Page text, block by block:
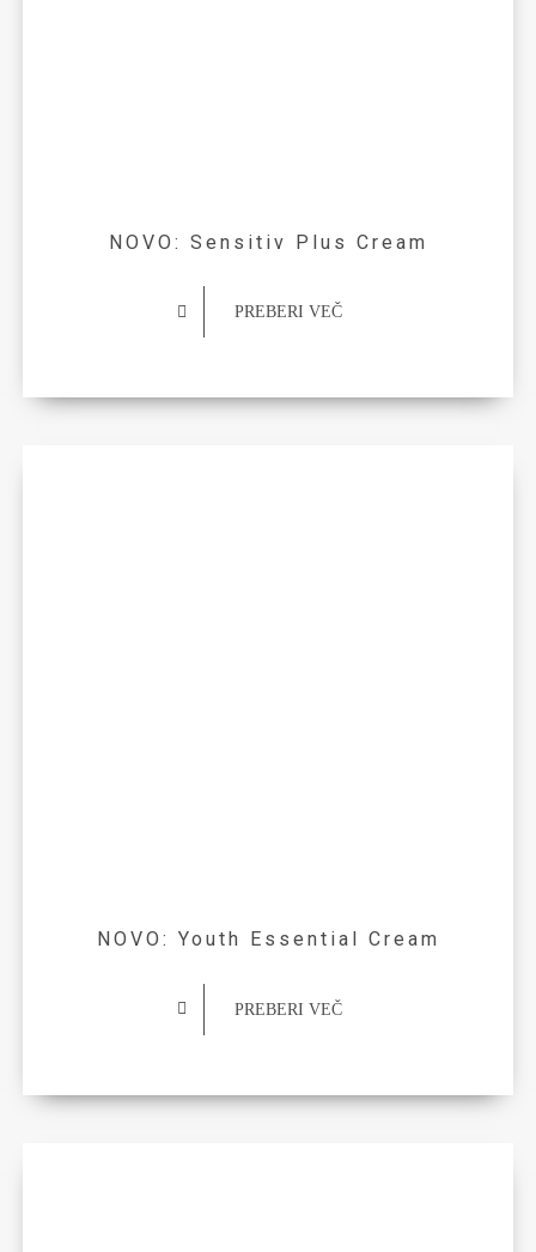
NOVO: Sensitiv Plus Cream
PREBERI VEČ
NOVO: Youth Essential Cream
PREBERI VEČ